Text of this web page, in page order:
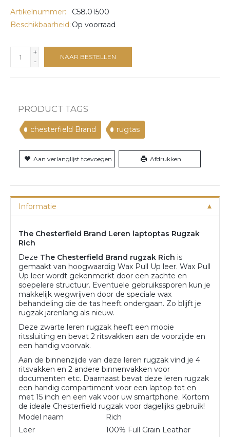
Artikelnummer:
C58.01500
Beschikbaarheid: Op voorraad
+
-
NAAR BESTELLEN
PRODUCT TAGS
chesterfield Brand rugtas
Aan verlanglijst toevoegen Afdrukken
Informatie
The Chesterfield Brand Leren laptoptas Rugzak
Rich
Deze The Chesterfield Brand rugzak Rich is
gemaakt van hoogwaardig Wax Pull Up leer. Wax Pull
Up leer wordt gekenmerkt door een zachte en
soepelere structuur. Eventuele gebruikssporen kun je
makkelijk wegwrijven door de speciale wax
behandeling die de tas heeft ondergaan. Zo blijft je
rugzak jarenlang als nieuw.
Deze zwarte leren rugzak heeft een mooie
ritssluiting en bevat 2 ritsvakken aan de voorzijde en
een handig voorvak.
Aan de binnenzijde van deze leren rugzak vind je 4
ritsvakken en 2 andere binnenvakken voor
documenten etc. Daarnaast bevat deze leren rugzak
een handig compartiment voor een laptop tot en
met 15 inch en een vak voor uw smartphone. Kortom
de ideale Chesterfield rugzak voor dagelijks gebruik!
Model naam
Rich
Leer
100% Full Grain Leather